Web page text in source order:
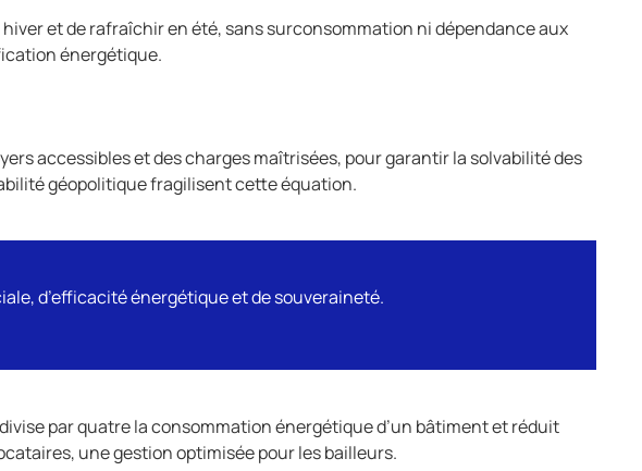
et de rafraîchir en été, sans surconsommation ni dépendance aux
énergétique.
accessibles et des charges maîtrisées, pour garantir la solvabilité des
géopolitique fragilisent cette équation.
d’efficacité énergétique et de souveraineté.
par quatre la consommation énergétique d’un bâtiment et réduit
une gestion optimisée pour les bailleurs.